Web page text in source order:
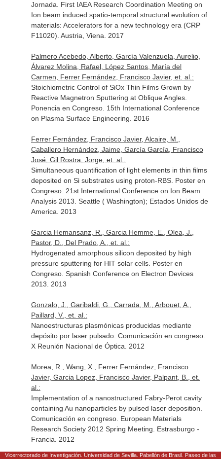
Jornada. First IAEA Research Coordination Meeting on
Ion beam induced spatio-temporal structural evolution of
materials: Accelerators for a new technology era (CRP
F11020). Austria, Viena. 2017
Palmero Acebedo, Alberto, García Valenzuela, Aurelio,
Álvarez Molina, Rafael, López Santos, María del
Carmen, Ferrer Fernández, Francisco Javier, et. al.:
Stoichiometric Control of SiOx Thin Films Grown by
Reactive Magnetron Sputtering at Oblique Angles.
Ponencia en Congreso. 15th International Conference
on Plasma Surface Engineering. 2016
Ferrer Fernández, Francisco Javier, Alcaire, M.,
Caballero Hernández, Jaime, García García, Francisco
José, Gil Rostra, Jorge, et. al.:
Simultaneous quantification of light elements in thin films
deposited on Si substrates using proton-RBS. Poster en
Congreso. 21st International Conference on Ion Beam
Analysis 2013. Seattle ( Washington); Estados Unidos de
America. 2013
Garcia Hemansanz, R., Garcia Hemme, E., Olea, J.,
Pastor, D., Del Prado, A., et. al.:
Hydrogenated amorphous silicon deposited by high
pressure sputtering for HIT solar cells. Poster en
Congreso. Spanish Conference on Electron Devices
2013. 2013
Gonzalo, J., Garibaldi, G., Carrada, M., Arbouet, A.,
Paillard, V., et. al.:
Nanoestructuras plasmónicas producidas mediante
depósito por laser pulsado. Comunicación en congreso.
X Reunión Nacional de Óptica. 2012
Morea, R., Wang, X., Ferrer Fernández, Francisco
Javier, Garcia Lopez, Francisco Javier, Palpant, B., et.
al.:
Implementation of a nanostructured Fabry-Perot cavity
containing Au nanoparticles by pulsed laser deposition.
Comunicación en congreso. European Materials
Research Society 2012 Spring Meeting. Estrasburgo -
Francia. 2012
Vicerrectorado de Investigación. Universidad de Sevilla. Pabellón de Brasil. Paseo de las